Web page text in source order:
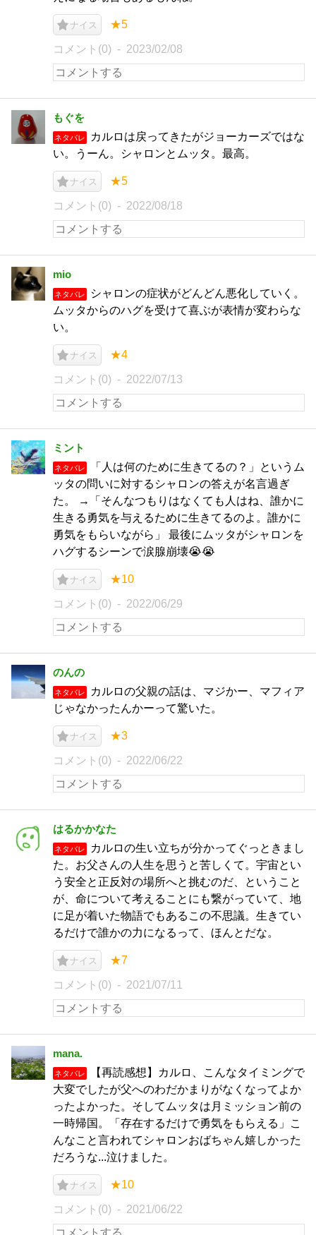
ナイス ★5
コメント(0) 2023/02/08
もぐを
ネタバレ
カルロは戻ってきたがジョーカーズではな
い。うーん。シャロンとムッタ。最高。
ナイス ★5
コメント(0) 2022/08/18
mio
ネタバレ
シャロンの症状がどんどん悪化していく。
ムッタからのハグを受けて喜ぶが表情が変わらな
い。
ナイス ★4
コメント(0) 2022/07/13
ミント
ネタバレ
「人は何のために生きてるの？」というム
ッタの問いに対するシャロンの答えが名言過ぎ
た。 →「そんなつもりはなくても人はね、誰かに
生きる勇気を与えるために生きてるのよ。誰かに
勇気をもらいながら」 最後にムッタがシャロンを
ハグするシーンで涙腺崩壊😭😭
ナイス ★10
コメント(0) 2022/06/29
のんの
ネタバレ
カルロの父親の話は、マジかー、マフィア
じゃなかったんかーって驚いた。
ナイス ★3
コメント(0) 2022/06/22
はるかかなた
ネタバレ
カルロの生い立ちが分かってぐっときまし
た。お父さんの人生を思うと苦しくて。宇宙とい
う安全と正反対の場所へと挑むのだ、ということ
が、命について考えることにも繋がっていて、地
に足が着いた物語でもあるこの不思議。生きてい
るだけで誰かの力になるって、ほんとだな。
ナイス ★7
コメント(0) 2021/07/11
mana.
ネタバレ
【再読感想】カルロ、こんなタイミングで
大変でしたが父へのわだかまりがなくなってよか
ったよかった。そしてムッタは月ミッション前の
一時帰国。「存在するだけで勇気をもらえる」こ
んなこと言われてシャロンおばちゃん嬉しかった
だろうな...泣けました。
ナイス ★10
コメント(0) 2021/06/22